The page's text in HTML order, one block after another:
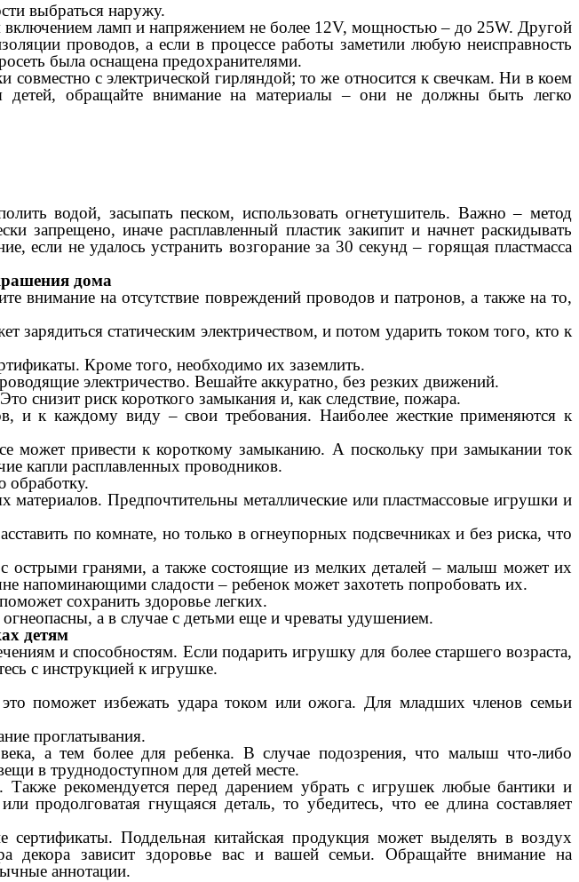
выбраться наружу.
ламп и напряжением не более 12V, мощностью – до 25W. Другой
проводов, а если в процессе работы заметили любую неисправность
была оснащена предохранителями.
с электрической гирляндой; то же относится к свечкам. Ни в коем
детей, обращайте внимание на материалы – они не должны быть легко
водой, засыпать песком, использовать огнетушитель. Важно – метод
запрещено, иначе расплавленный пластик закипит и начнет раскидывать
не удалось устранить возгорание за 30 секунд – горящая пластмасса
дома
внимание на отсутствие повреждений проводов и патронов, а также на то,
зарядиться статическим электричеством, и потом ударить током того, кто к
Кроме того, необходимо их заземлить.
электричество. Вешайте аккуратно, без резких движений.
риск короткого замыкания и, как следствие, пожара.
и к каждому виду – свои требования. Наиболее жесткие применяются к
может привести к короткому замыканию. А поскольку при замыкании ток
капли расплавленных проводников.
обработку.
Предпочтительны металлические или пластмассовые игрушки и
по комнате, но только в огнеупорных подсвечниках и без риска, что
острыми гранями, а также состоящие из мелких деталей – малыш может их
напоминающими сладости – ребенок может захотеть попробовать их.
сохранить здоровье легких.
а в случае с детьми еще и чреваты удушением.
детям
и способностям. Если подарить игрушку для более старшего возраста,
с инструкцией к игрушке.
поможет избежать удара током или ожога. Для младших членов семьи
проглатывания.
а тем более для ребенка. В случае подозрения, что малыш что-либо
в труднодоступном для детей месте.
рекомендуется перед дарением убрать с игрушек любые бантики и
продолговатая гнущаяся деталь, то убедитесь, что ее длина составляет
Поддельная китайская продукция может выделять в воздух
декора зависит здоровье вас и вашей семьи. Обращайте внимание на
аннотации.